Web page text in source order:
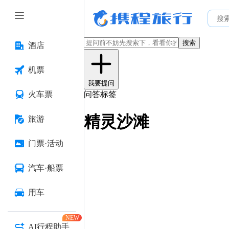
酒店
机票
火车票
旅游
门票·活动
汽车·船票
用车
AI行程助手
NEW
搜索
我要提问
问答标签
精灵沙滩